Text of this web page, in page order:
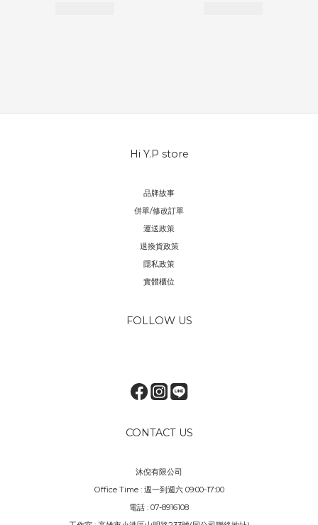
Hi Y.P store
品牌故事
併單/修改訂單
運送政策
退換貨政策
隱私政策
實體櫃位
FOLLOW US
CONTACT US
沐倪有限公司
Office Time : 週一到週六 09:00-17:00
電話 : 07-8916108